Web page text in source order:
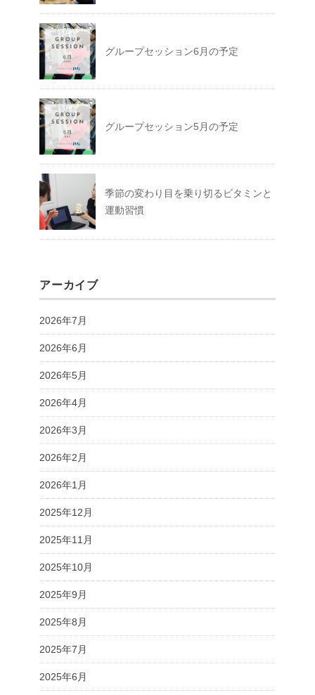
グループセッション6月の予定
グループセッション5月の予定
季節の変わり目を乗り切るビタミンと
運動習慣
アーカイブ
2026年7月
2026年6月
2026年5月
2026年4月
2026年3月
2026年2月
2026年1月
2025年12月
2025年11月
2025年10月
2025年9月
2025年8月
2025年7月
2025年6月